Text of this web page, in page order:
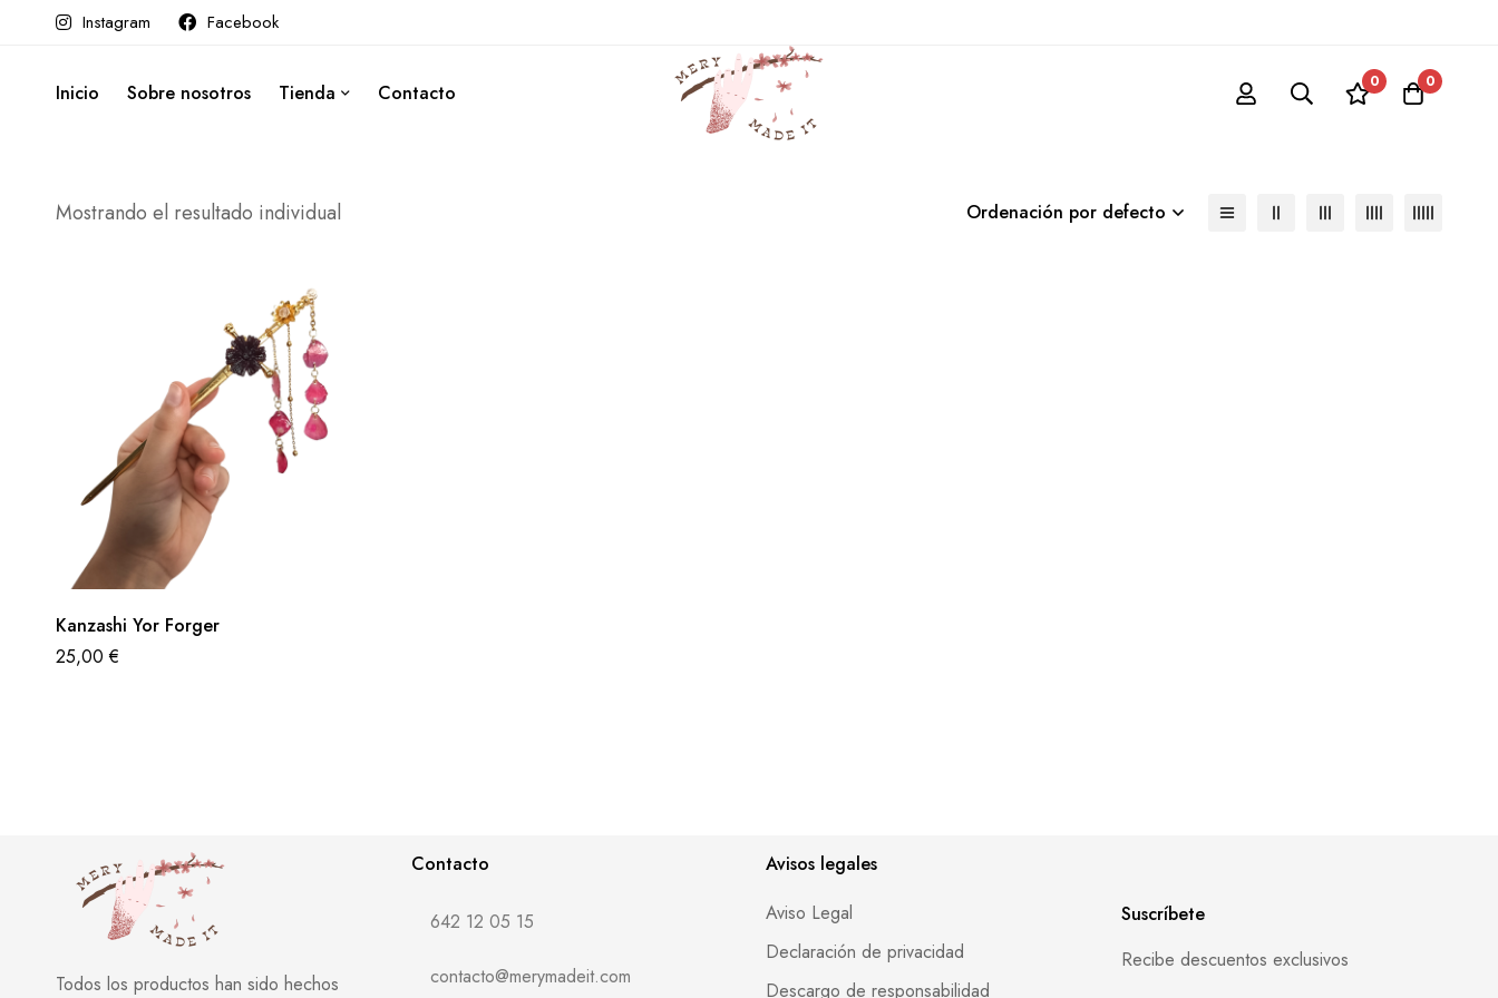
Instagram Facebook
Inicio Sobre nosotros Tienda Contacto 0 0
spy
Productos
Mostrando el resultado individual Ordenación por defecto
Kanzashi Yor Forger
25,00€
Todos los productos han sido hechos
Contacto
642 12 05 15
contacto@merymadeit.com
Avisos legales
Aviso Legal
Declaración de privacidad
Descargo de responsabilidad
Suscríbete
Recibe descuentos exclusivos